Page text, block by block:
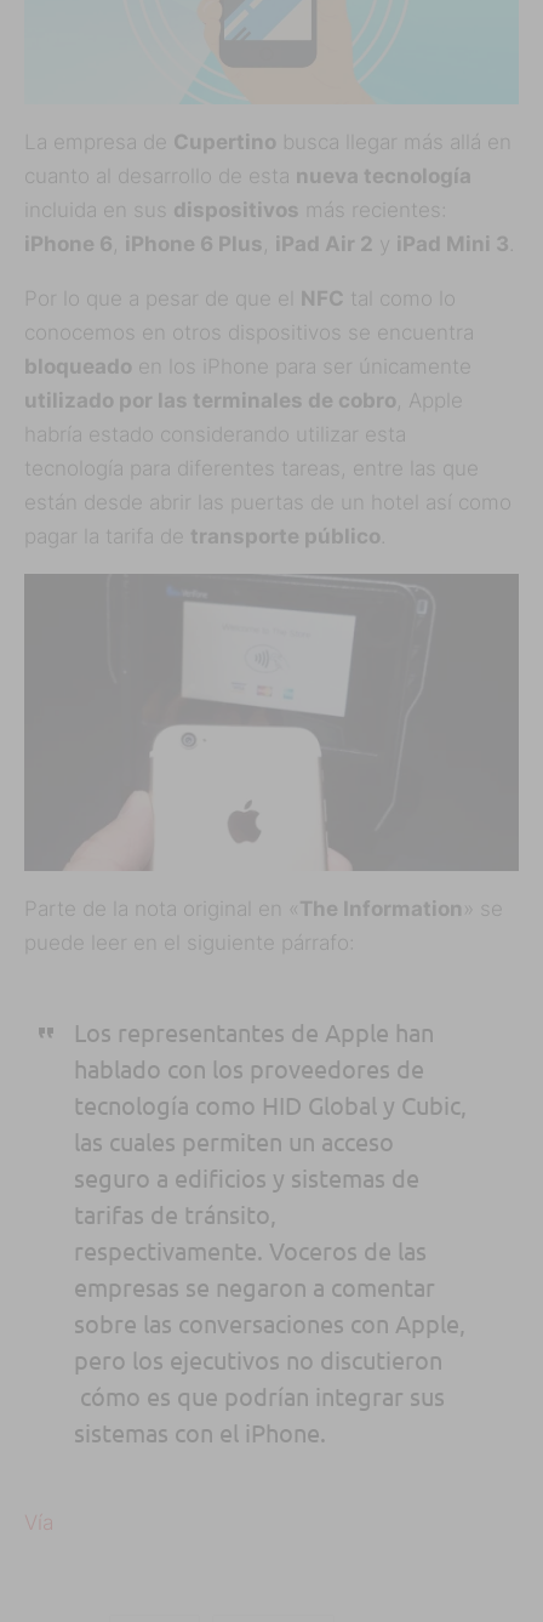
La empresa de Cupertino busca llegar más allá en
cuanto al desarrollo de esta nueva tecnología
incluida en sus dispositivos más recientes:
iPhone 6, iPhone 6 Plus , iPad Air 2 y iPad Mini 3.
Por lo que a pesar de que el NFC tal como lo
conocemos en otros dispositivos se encuentra
bloqueado en los iPhone para ser únicamente
utilizado por las terminales de cobro, Apple
habría estado considerando utilizar esta
tecnología para diferentes tareas, entre las que
están desde abrir las puertas de un hotel así como
pagar la tarifa de transporte público.
Parte de la nota original en « The Information » se
puede leer en el siguiente párrafo:
Los representantes de Apple han
hablado con los proveedores de
tecnología como HID Global y Cubic,
las cuales permiten un acceso
seguro a edificios y sistemas de
tarifas de tránsito,
respectivamente. Voceros de las
empresas se negaron a comentar
sobre las conversaciones con Apple,
pero los ejecutivos no discutieron
cómo es que podrían integrar sus
sistemas con el iPhone.
Vía